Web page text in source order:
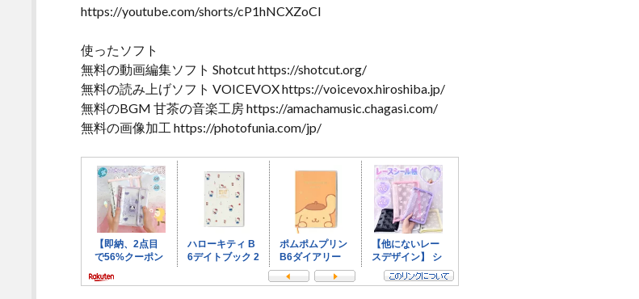
https://youtube.com/shorts/cP1hNCXZoCI
使ったソフト
無料の動画編集ソフト Shotcut https://shotcut.org/
無料の読み上げソフト VOICEVOX https://voicevox.hiroshiba.jp/
無料のBGM 甘茶の音楽工房 https://amachamusic.chagasi.com/
無料の画像加工 https://photofunia.com/jp/